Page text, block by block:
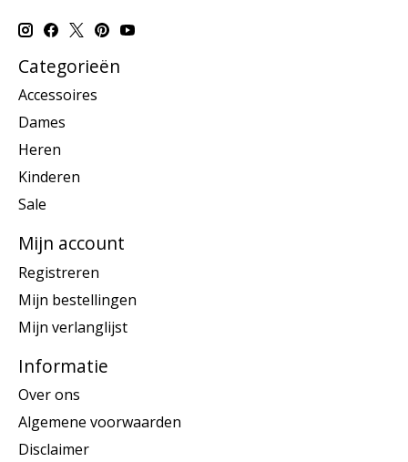
Categorieën
Accessoires
Dames
Heren
Kinderen
Sale
Mijn account
Registreren
Mijn bestellingen
Mijn verlanglijst
Informatie
Over ons
Algemene voorwaarden
Disclaimer